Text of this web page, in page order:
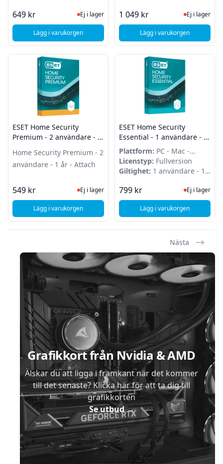
649 kr Ej i lager, besök produktsidan för
Ej i lager
Lägg i varukorgen, ESET Home Security Essential - 3 användare - 1 år
1 049 kr Ej i lager,
Ej i lager
Lägg i varukorgen
, ESET Home
ESET Home Security
Premium - 2 användare - 1
Home Security Premium - 2
användare - 1 år - Attach
549 kr Ej i lager, besök produktsidan för
Ej i lager
Lägg i varukorgen, ESET Home Security Premium - 2 användare - 1 år - Attach
ESET Home Security
Essential - 1 användare - 2
år - Attach
Plattform: PC - Mac -
Android
Licenstyp: Fullversion
Giltighet: 1 användare - 1
799 kr Ej i lager,
Ej i lager
Lägg i varukorgen
, ESET Home
Nästa
Grafikkort från Nvidia & AMD
Älskar du att ligga i framkant när det kommer
till det senaste? Klicka här för att ta dig till
grafikkorten
Se utbud→